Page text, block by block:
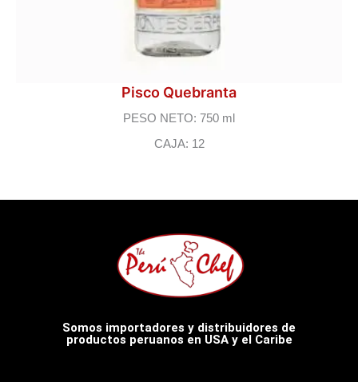
Pisco Quebranta
PESO NETO: 750 ml
CAJA: 12
Somos importadores y distribuidores de
productos peruanos en USA y el Caribe